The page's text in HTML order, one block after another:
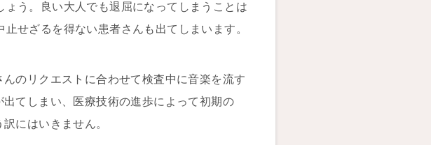
う。良い大人でも退屈になってしまうことは
せざるを得ない患者さんも出てしまいます。
のリクエストに合わせて検査中に音楽を流す
てしまい、医療技術の進歩によって初期の
にはいきません。